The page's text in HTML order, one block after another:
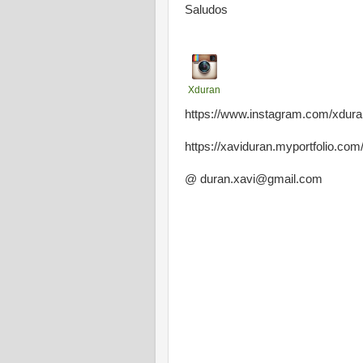
Saludos
Xduran
https://www.instagram.com/
https://xaviduran.myportfolio.com/
@ duran.xavi@gmail.com